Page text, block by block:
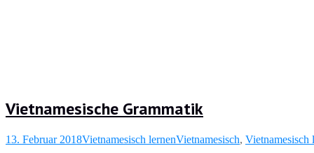
Vietnamesische Grammatik
13. Februar 2018Vietnamesisch lernenVietnamesisch, Vietnamesisch